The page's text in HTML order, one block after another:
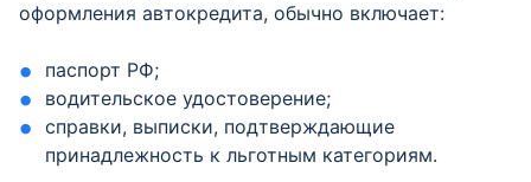
оформления автокредита, обычно включает:
паспорт РФ;
водительское удостоверение;
справки, выписки, подтверждающие
принадлежность к льготным категориям.